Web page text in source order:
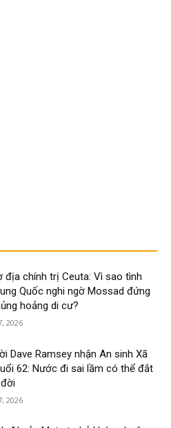
địa chính trị Ceuta: Vì sao tình
Quốc nghi ngờ Mossad đứng
hoảng di cư?
2026
Dave Ramsey nhận An sinh Xã
62: Nước đi sai lầm có thể đắt
2026